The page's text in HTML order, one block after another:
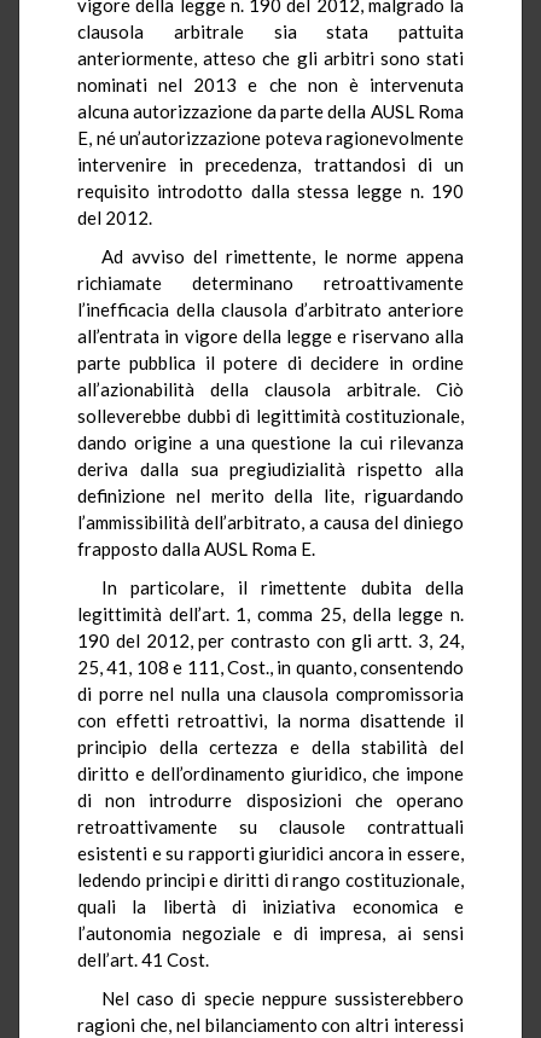
vigore della legge n. 190 del 2012, malgrado la
clausola arbitrale sia stata pattuita
anteriormente, atteso che gli arbitri sono stati
nominati nel 2013 e che non è intervenuta
alcuna autorizzazione da parte della AUSL Roma
E, né un’autorizzazione poteva ragionevolmente
intervenire in precedenza, trattandosi di un
requisito introdotto dalla stessa legge n. 190
del 2012.
Ad avviso del rimettente, le norme appena
richiamate determinano retroattivamente
l’inefficacia della clausola d’arbitrato anteriore
all’entrata in vigore della legge e riservano alla
parte pubblica il potere di decidere in ordine
all’azionabilità della clausola arbitrale. Ciò
solleverebbe dubbi di legittimità costituzionale,
dando origine a una questione la cui rilevanza
deriva dalla sua pregiudizialità rispetto alla
definizione nel merito della lite, riguardando
l’ammissibilità dell’arbitrato, a causa del diniego
frapposto dalla AUSL Roma E.
In particolare, il rimettente dubita della
legittimità dell’art. 1, comma 25, della legge n.
190 del 2012, per contrasto con gli artt. 3, 24,
25, 41, 108 e 111, Cost., in quanto, consentendo
di porre nel nulla una clausola compromissoria
con effetti retroattivi, la norma disattende il
principio della certezza e della stabilità del
diritto e dell’ordinamento giuridico, che impone
di non introdurre disposizioni che operano
retroattivamente su clausole contrattuali
esistenti e su rapporti giuridici ancora in essere,
ledendo principi e diritti di rango costituzionale,
quali la libertà di iniziativa economica e
l’autonomia negoziale e di impresa, ai sensi
dell’art. 41 Cost.
Nel caso di specie neppure sussisterebbero
ragioni che, nel bilanciamento con altri interessi